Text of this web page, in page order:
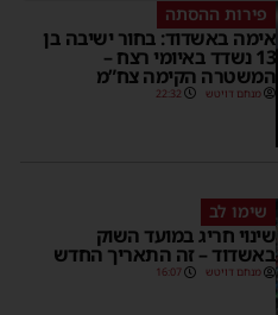
פירות ההסתה
אימה באשדוד: בחור ישיבה בן
13 נשדד באיומי רצח –
המשטרה הקימה צח”מ
מנחם דויטש 22:32
שימו לב
שינוי חריג במועד השוק
באשדוד – זה התאריך החדש
מנחם דויטש 16:07